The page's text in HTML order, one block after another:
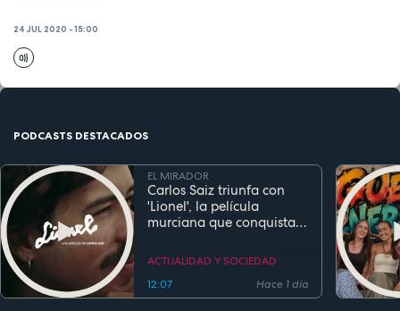
24 JUL 2020 - 15:00
PODCASTS DESTACADOS
EL MIRADOR
Carlos Saiz triunfa con
'Lionel', la película
murciana que conquista
estreno
ACTUALIDAD Y SOCIEDAD
12:07
Hace 1 día